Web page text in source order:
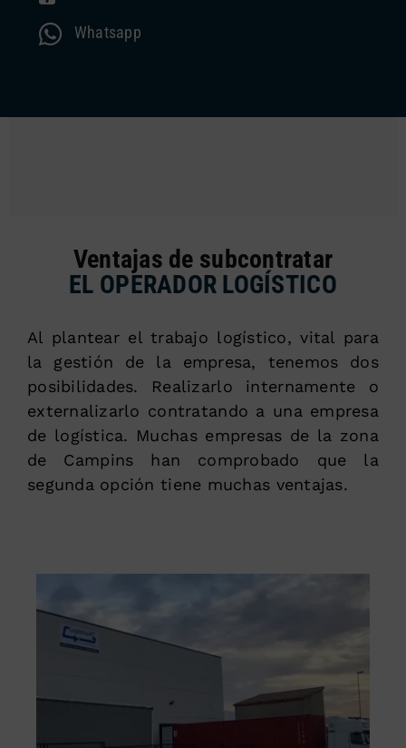
Whatsapp
Ventajas de subcontratar
EL OPERADOR LOGÍSTICO
Al plantear el trabajo logístico, vital para
la gestión de la empresa, tenemos dos
posibilidades. Realizarlo internamente o
externalizarlo contratando a una empresa
de logística. Muchas empresas de la zona
de Campins han comprobado que la
segunda opción tiene muchas ventajas.